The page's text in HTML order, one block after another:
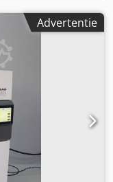
in het
olieafscheider
in de CI3000
een 5-micron
waterafscheider
op het filter
als extra
80-100 PSI
Afmetingen:
29" diep x 72"
hoog) Benodigde
Advertentie